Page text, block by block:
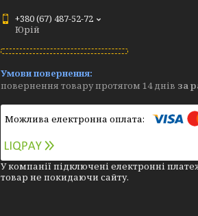
+380 (67) 487-52-72
Юрій
повернення товару протягом 14 днів за
У компанії підключені електронні
товар не покидаючи сайту.